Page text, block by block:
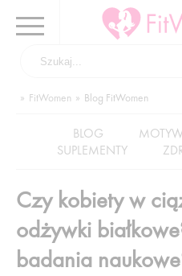
FitWomen Blog FitWomen
BLOG
SUPLEMENTY
Czy kobiety w
odżywki
badania